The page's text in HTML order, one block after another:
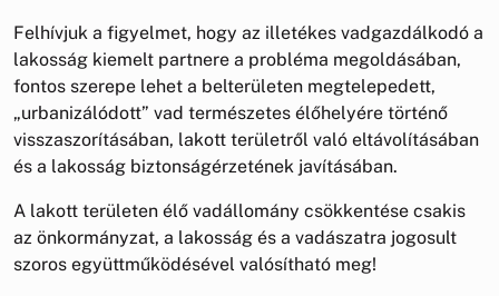
Felhívjuk a figyelmet, hogy az illetékes vadgazdálkodó a
lakosság kiemelt partnere a probléma megoldásában,
fontos szerepe lehet a belterületen megtelepedett,
„urbanizálódott” vad természetes élőhelyére történő
visszaszorításában, lakott területről való eltávolításában
és a lakosság biztonságérzetének javításában.
A lakott területen élő vadállomány csökkentése csakis
az önkormányzat, a lakosság és a vadászatra jogosult
szoros együttműködésével valósítható meg!